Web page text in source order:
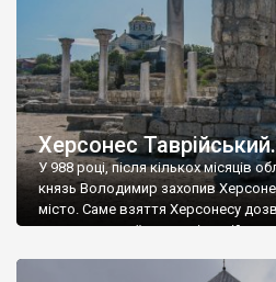
Херсонес
У 988 році, після кількох місяців
князь Володимир захопив
місто. Саме взяття Херсонесу
диктувати свої умови
Херсонесі Володимир-язичник,